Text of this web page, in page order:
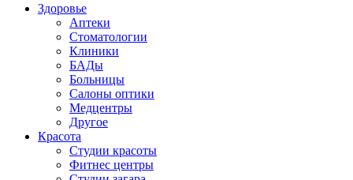
Здоровье
Аптеки
Стоматологии
Клиники
БАДы
Больницы
Салоны оптики
Медцентры
Другое
Красота
Студии красоты
Фитнес центры